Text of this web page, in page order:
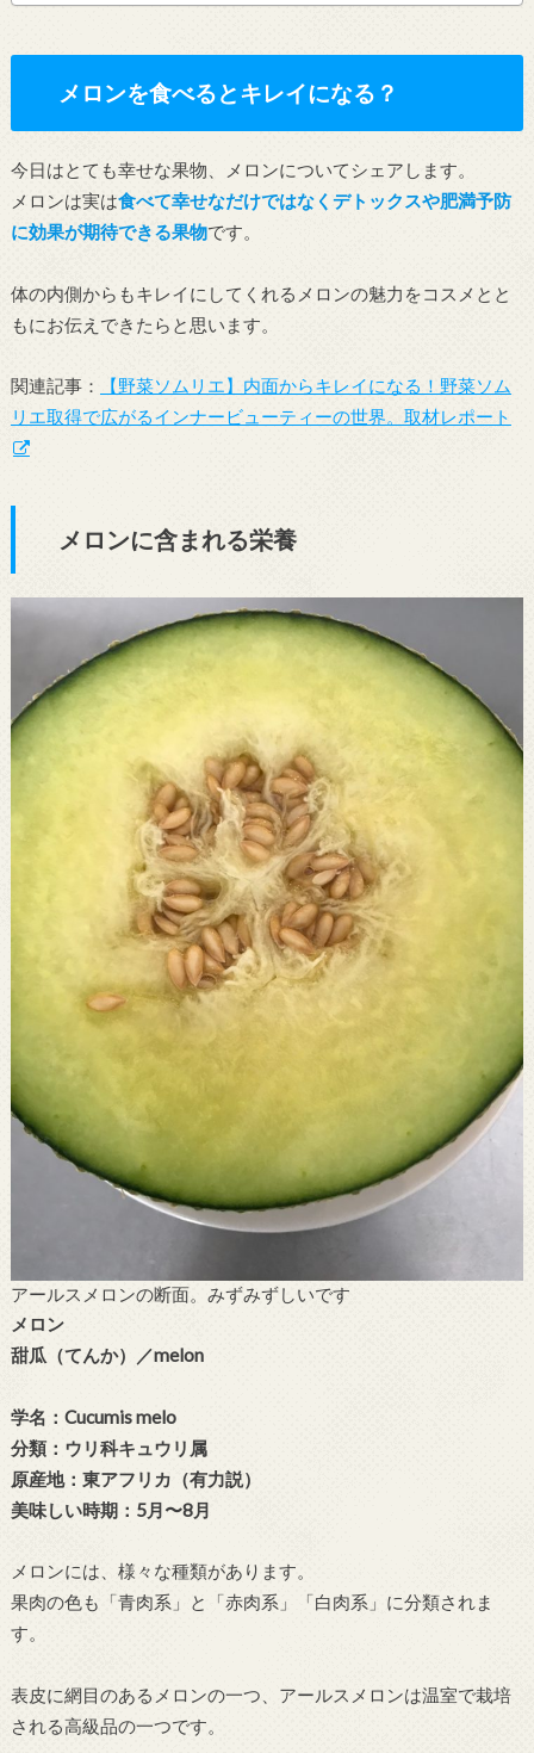
メロンを食べるとキレイになる？
今日はとても幸せな果物、メロンについてシェアします。
メロンは実は食べて幸せなだけではなくデトックスや肥満予防
に効果が期待できる果物です。
体の内側からもキレイにしてくれるメロンの魅力をコスメとと
もにお伝えできたらと思います。
関連記事：
【野菜ソムリエ】内面からキレイになる！野菜ソム
リエ取得で広がるインナービューティーの世界。取材レポート
メロンに含まれる栄養
アールスメロンの断面。みずみずしいです
メロン
甜瓜（てんか）／melon
学名：Cucumis melo
分類：ウリ科キュウリ属
原産地：東アフリカ（有力説）
美味しい時期：5月〜8月
メロンには、様々な種類があります。
果肉の色も「青肉系」と「赤肉系」「白肉系」に分類されま
す。
表皮に網目のあるメロンの一つ、アールスメロンは温室で栽培
される高級品の一つです。